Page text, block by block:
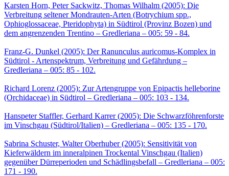
Karsten Horn, Peter Sackwitz, Thomas Wilhalm (2005): Die
Verbreitung seltener Mondrauten-Arten (Botrychium spp.,
Ophioglossaceae, Pteridophyta) in Südtirol (Provinz Bozen) und
dem angrenzenden Trentino – Gredleriana – 005: 59 - 84.
Franz-G. Dunkel (2005): Der Ranunculus auricomus-Komplex in
Südtirol - Artenspektrum, Verbreitung und Gefährdung –
Gredleriana – 005: 85 - 102.
Richard Lorenz (2005): Zur Artengruppe von Epipactis helleborine
(Orchidaceae) in Südtirol – Gredleriana – 005: 103 - 134.
Hanspeter Staffler, Gerhard Karrer (2005): Die Schwarzföhrenforste
im Vinschgau (Südtirol/Italien) – Gredleriana – 005: 135 - 170.
Sabrina Schuster, Walter Oberhuber (2005): Sensitivität von
Kieferwäldern im inneralpinen Trockental Vinschgau (Italien)
gegenüber Dürreperioden und Schädlingsbefall – Gredleriana – 005:
171 - 190.